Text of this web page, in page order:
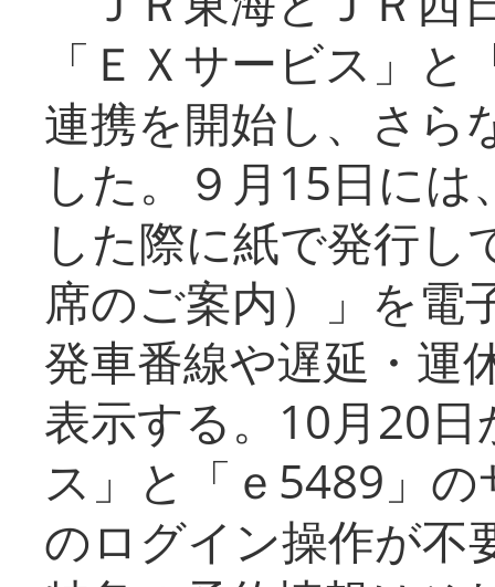
「ＥＸサービス」
連携を開始し、さら
した。９月15日に
した際に紙で発行し
席のご案内）」を電
発車番線や遅延・運
表示する。10月20
ス」と「ｅ5489」
のログイン操作が不